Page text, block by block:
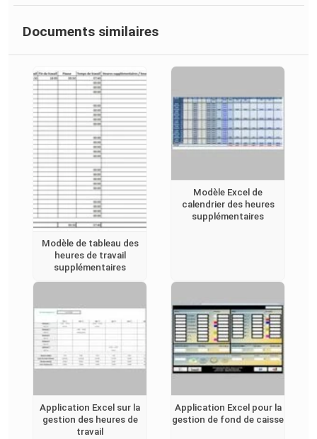
Documents similaires
Modèle de tableau des
heures de travail
supplémentaires
Modèle Excel de
calendrier des heures
supplémentaires
Application Excel sur la
gestion des heures de
travail
Application Excel pour la
gestion de fond de caisse